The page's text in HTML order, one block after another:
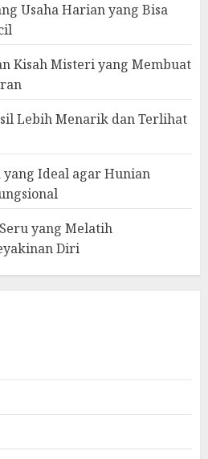
Usaha Harian yang Bisa
Kisah Misteri yang Membuat
Lebih Menarik dan Terlihat
Ideal agar Hunian
yang Melatih
Diri